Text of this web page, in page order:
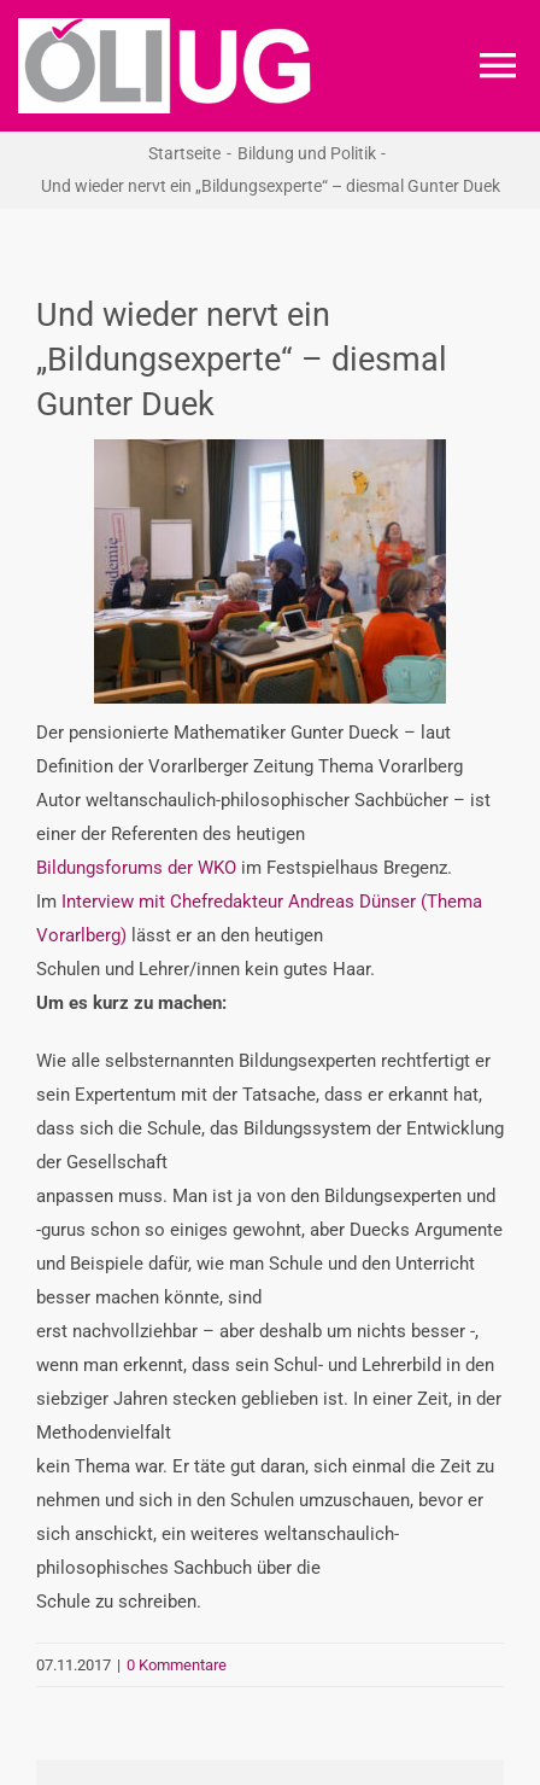
Zum
Inhalt
springen
NEWS
RECHT
VERANSTALTUNGEN
INTERESSENSVERTRETUNG
KONTAKT
Startseite
Bildung und Politik
Und wieder nervt ein „Bildungsexperte“ – diesmal Gunter Duek
Und wieder nervt ein
„Bildungsexperte“ – diesmal
Gunter Duek
Der pensionierte Mathematiker Gunter Dueck – laut
Definition der Vorarlberger Zeitung Thema Vorarlberg
Autor weltanschaulich-philosophischer Sachbücher – ist
einer der Referenten des heutigen
Bildungsforums der WKO im Festspielhaus Bregenz.
Im Interview mit Chefredakteur Andreas Dünser (Thema
Vorarlberg) lässt er an den heutigen
Schulen und Lehrer/innen kein gutes Haar.
Um es kurz zu machen:
Wie alle selbsternannten Bildungsexperten rechtfertigt er
sein Expertentum mit der Tatsache, dass er erkannt hat,
dass sich die Schule, das Bildungssystem der Entwicklung
der Gesellschaft
anpassen muss. Man ist ja von den Bildungsexperten und
-gurus schon so einiges gewohnt, aber Duecks Argumente
und Beispiele dafür, wie man Schule und den Unterricht
besser machen könnte, sind
erst nachvollziehbar – aber deshalb um nichts besser -,
wenn man erkennt, dass sein Schul- und Lehrerbild in den
siebziger Jahren stecken geblieben ist. In einer Zeit, in der
Methodenvielfalt
kein Thema war. Er täte gut daran, sich einmal die Zeit zu
nehmen und sich in den Schulen umzuschauen, bevor er
sich anschickt, ein weiteres weltanschaulich-
philosophisches Sachbuch über die
Schule zu schreiben.
07.11.2017 | 0 Kommentare